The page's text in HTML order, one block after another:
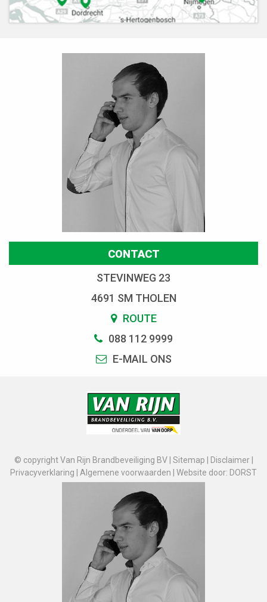
CONTACT
STEVINWEG 23
4691 SM THOLEN
ROUTE
088 112 9999
E-MAIL ONS
© copyright Van Rijn Brandbeveiliging BV | Sitemap Disclaimer|
Privacyverklaring
Algemene voorwaarden Website door: DORST